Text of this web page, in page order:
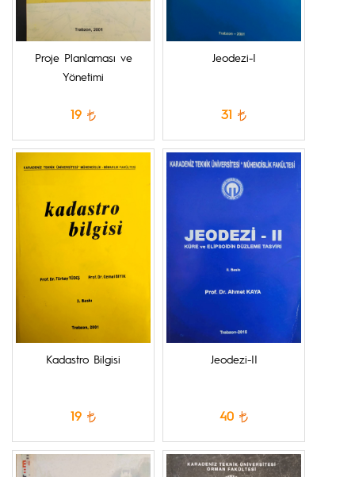
Proje Planlaması ve
Yönetimi
19
Jeodezi-I
31
Kadastro Bilgisi
19
Jeodezi-II
40